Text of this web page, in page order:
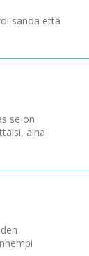
sanoa että
se on
aina